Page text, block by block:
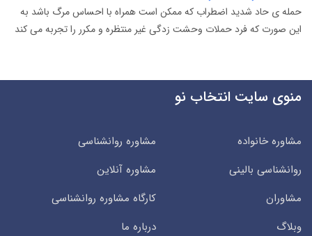
حمله ی حاد شدید اضطراب که ممکن است همراه با احساس مرگ باشد به
این صورت که فرد حملات وحشت زدگی غیر منتظره و مکرر را تجربه می کند
منوی سایت انتخاب نو
مشاوره خانواده
مشاوره روانشناسی
روانشناسی بالینی
مشاوره آنلاین
مشاوران
کارگاه مشاوره روانشناسی
وبلاگ
درباره ما